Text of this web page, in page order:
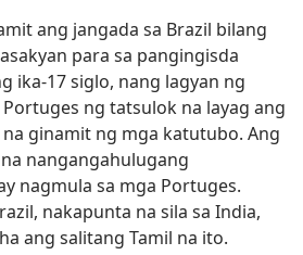
ang jangada sa Brazil bilang
para sa pangingisda
ika-17 siglo, nang lagyan ng
ng tatsulok na layag ang
ginamit ng mga katutubo. Ang
nangangahulugang
nagmula sa mga Portuges.
nakapunta na sila sa India,
ang salitang Tamil na ito.